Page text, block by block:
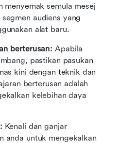
menyemak semula mesej
audiens yang
alat baru.
berterusan: Apabila
pastikan pasukan
kini dengan teknik dan
berterusan adalah
kelebihan daya
Kenali dan ganjar
anda untuk mengekalkan